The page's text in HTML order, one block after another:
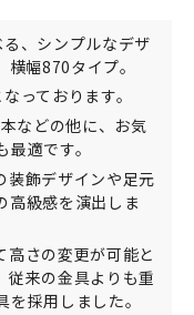
、シンプルなデザ
幅870タイプ。
っております。
などの他に、お気
適です。
装飾デザインや足元
高級感を演出しま
高さの変更が可能と
従来の金具よりも重
採用しました。